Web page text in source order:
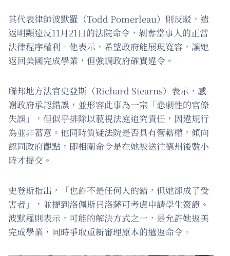
其代表律師波默羅（Todd Pomerleau）則反駁，遣
返明顯違反11月21日的法院命令，剝奪當事人的正當
法律程序權利。他表示，希望政府能展現寬容，讓她
返回美國完成學業，但強調政府確實違令。
聯邦地方法官史登斯（Richard Stearns）表示，感
謝政府承認錯誤，並形容此事為一宗「悲劇性的官僚
失誤」，但似乎排除以藐視法庭追究責任，因違規行
為並非蓄意。他同時質疑法院是否具有管轄權，傾向
認同政府觀點，即相關命令是在她被送往德州後數小
時才提交。
史登斯指出，「也許不是任何人的錯，但她卻成了受
害者」，並提到洛佩斯貝洛薩可考慮申請學生簽證。
波默羅則表示，可能的解決方式之一，是允許她返美
完成學業，同時爭取重新審理原本的遣返命令。